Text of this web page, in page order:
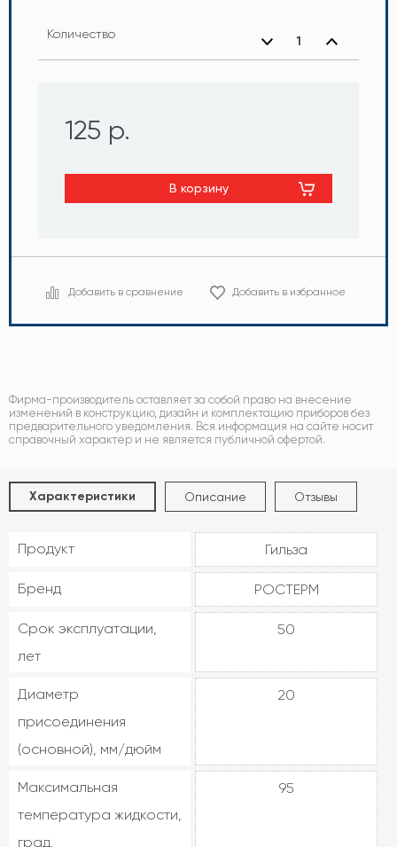
Количество
125 р.
В корзину
Добавить в сравнение Добавить в избранное
Фирма-производитель оставляет за собой право на внесение
изменений в конструкцию, дизайн и комплектацию приборов без
предварительного уведомления. Вся информация на сайте носит
справочный характер и не является публичной офертой.
Характеристики Описание Отзывы
Продукт Гильза
Бренд РОСТЕРМ
Срок эксплуатации,
лет
50
Диаметр
присоединения
(основной), мм/дюйм
20
Максимальная
температура жидкости,
град.
95